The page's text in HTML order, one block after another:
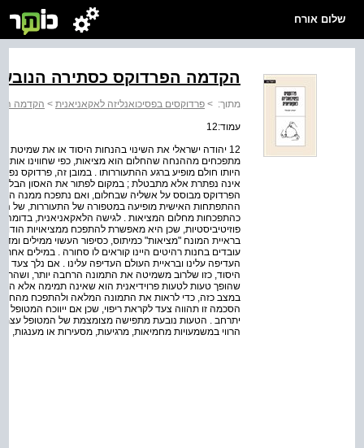
שלום אורח
הקדמה הפרדוקס כסתירה
מתוך: > פרדוקסים בפסיכואנליזה לאקאניאנית > הקדמה
עמוד:12
12 יהודה ישראלי את השינוי בהנחות היסוד או את שמיטת
מתפכחים מההנחה שהחלום הוא מציאות, כפי שחווינו אותו
היותו חולם מופיע ברגע ההתעוררותו . במובן זה, פרדוקס
אינה נפתרת אלא מתבטלת ; במקום לפתור את האסון
הפרדוקס מבוסס על אשליה שבחלום, ואם נתפכח ממנה הוא
ההתפתחות האישית מופיעה במטפורה של התעוררות, של
כהתפכחות מחלום המציאות . לגישה הלאקאניאנית, בדומה
פוזיטיביסטיות, שכן היא מאפשרת להתפכח ממציאויות
בראיית המונח "מציאות" כמיתוס, כסיפור העשוי ממילים
עובדים בחנות רהיטים היינו קוראים לו סחורה . במילים
העדיפה עלינו ובראיית העולם העדיפה עלינו . אם נלך
היסוד, כזו שלרוב משמיטה את התמונה הרחבה יותר,
שהופך טעות לטעות פרוידיאנית הוא שאינה תמימה אלא
במצב כזה, כדי לראות את התמונה המלאה ולהתפכח מהחלום
הסכמה זו תהווה צעד לקראת ריפוי, שכן אם ייווכח
יתרחב . הטעות נובעת מתפישה מצומצמת של המטופל
הרווי במשמעויות מחמיאות, מרגיעות, מסעירות או מענגות,